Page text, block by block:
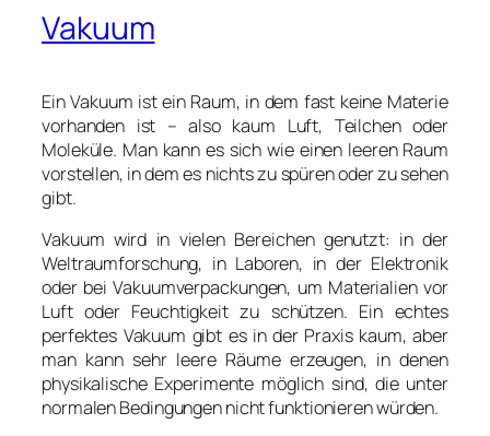
Vakuum
Ein Vakuum ist ein Raum, in dem fast keine Materie
vorhanden ist – also kaum Luft, Teilchen oder
Moleküle. Man kann es sich wie einen leeren Raum
vorstellen, in dem es nichts zu spüren oder zu sehen
gibt.
Vakuum wird in vielen Bereichen genutzt: in der
Weltraumforschung, in Laboren, in der Elektronik
oder bei Vakuumverpackungen, um Materialien vor
Luft oder Feuchtigkeit zu schützen. Ein echtes
perfektes Vakuum gibt es in der Praxis kaum, aber
man kann sehr leere Räume erzeugen, in denen
physikalische Experimente möglich sind, die unter
normalen Bedingungen nicht funktionieren würden.